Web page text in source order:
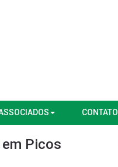
CONTATO
Picos